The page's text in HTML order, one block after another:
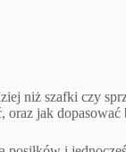
niż szafki czy
jak